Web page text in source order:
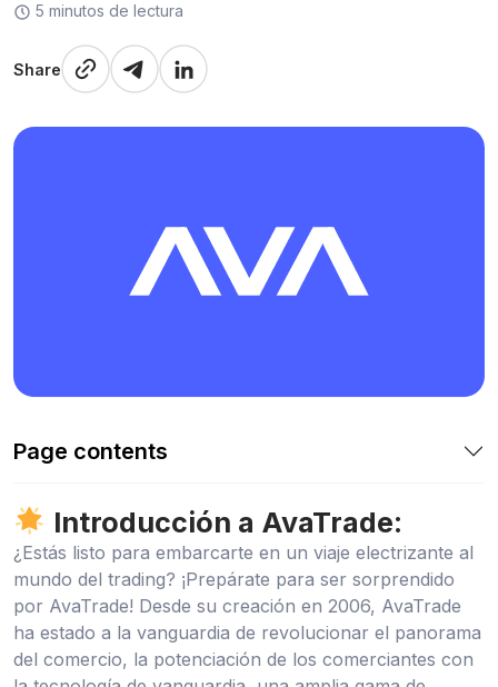
5 minutos de lectura
Share
Page contents
Introducción a AvaTrade:
¿Estás listo para embarcarte en un viaje electrizante al
mundo del trading? ¡Prepárate para ser sorprendido
por AvaTrade! Desde su creación en 2006, AvaTrade
ha estado a la vanguardia de revolucionar el panorama
del comercio, la potenciación de los comerciantes con